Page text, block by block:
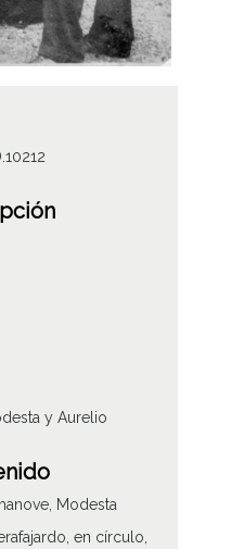
y Aurelio
Modesta
en círculo,